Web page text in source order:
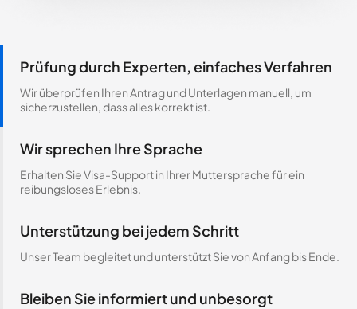
Prüfung durch Experten, einfaches Verfahren
Wir überprüfen Ihren Antrag und Unterlagen manuell, um
sicherzustellen, dass alles korrekt ist.
Wir sprechen Ihre Sprache
Erhalten Sie Visa-Support in Ihrer Muttersprache für ein
reibungsloses Erlebnis.
Unterstützung bei jedem Schritt
Unser Team begleitet und unterstützt Sie von Anfang bis Ende.
Bleiben Sie informiert und unbesorgt